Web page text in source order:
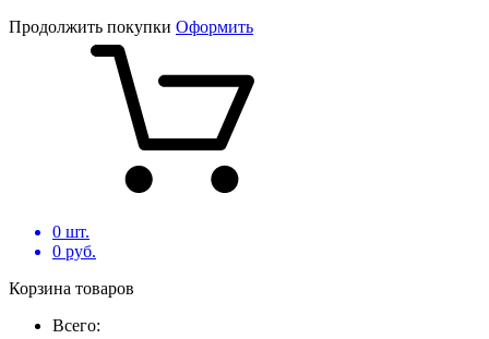
Продолжить покупки Оформить
0 шт.
0 руб.
Корзина товаров
Всего: